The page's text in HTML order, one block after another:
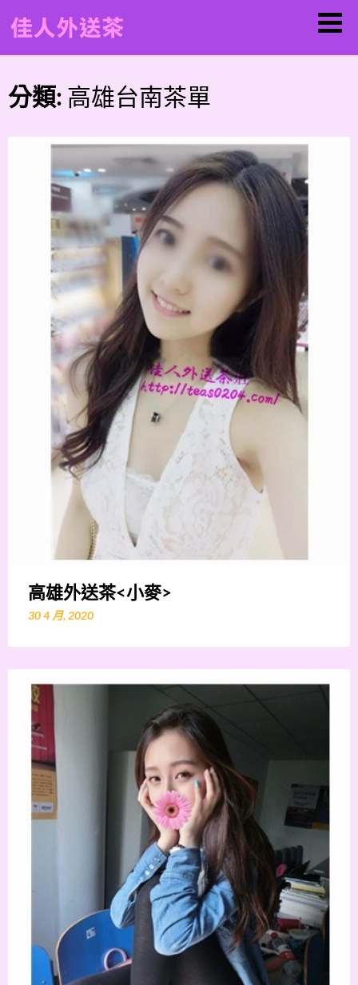
分類: 高雄台南茶單
高雄外送茶<小麥>
30 4 月, 2020